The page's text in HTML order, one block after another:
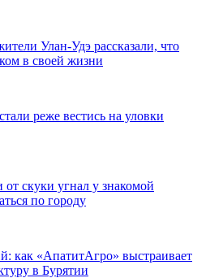
Улан-Удэ рассказали, что
в своей жизни
реже вестись на уловки
скуки угнал у знакомой
по городу
как «АпатитАгро» выстраивает
в Бурятии